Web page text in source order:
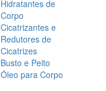
Hidratantes de
Corpo
Cicatrizantes e
Redutores de
Cicatrizes
Busto e Peito
Óleo para Corpo